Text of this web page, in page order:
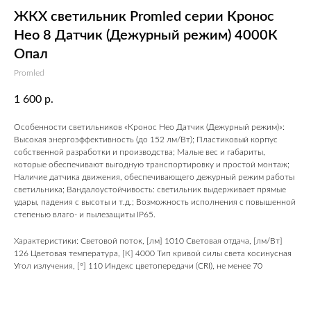
ЖКХ светильник Promled серии Кронос
Нео 8 Датчик (Дежурный режим) 4000К
Опал
Promled
1 600 р.
Особенности светильников «Кронос Нео Датчик (Дежурный режим)»:
Высокая энергоэффективность (до 152 лм/Вт); Пластиковый корпус
собственной разработки и производства; Малые вес и габариты,
которые обеспечивают выгодную транспортировку и простой монтаж;
Наличие датчика движения, обеспечивающего дежурный режим работы
светильника; Вандалоустойчивость: светильник выдерживает прямые
удары, падения с высоты и т.д.; Возможность исполнения с повышенной
степенью влаго- и пылезащиты IP65.
Характеристики: Световой поток, [лм] 1010 Световая отдача, [лм/Вт]
126 Цветовая температура, [К] 4000 Тип кривой силы света косинусная
Угол излучения, [°] 110 Индекс цветопередачи (CRI), не менее 70